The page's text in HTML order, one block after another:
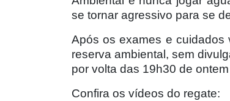
se tornar agressivo para se
Após os exames e cuidados
reserva ambiental, sem
por volta das 19h30 de
Confira os vídeos do regate: